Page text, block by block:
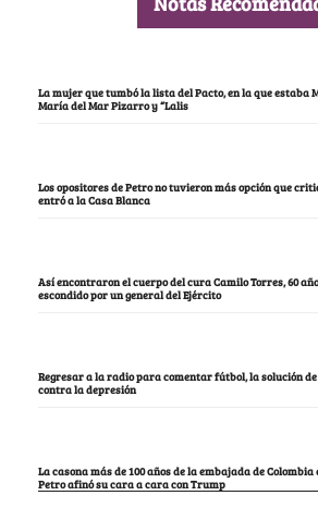
La mujer que tumbó la lista del Pacto, en la que estaba
María del Mar Pizarro y “Lalis
Los opositores de Petro no tuvieron más opción que
entró a la Casa Blanca
Así encontraron el cuerpo del cura Camilo Torres, 60
escondido por un general del Ejército
Regresar a la radio para comentar fútbol, la solución
contra la depresión
La casona más de 100 años de la embajada de
Petro afinó su cara a cara con Trump